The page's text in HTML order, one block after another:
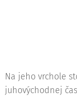
Na jeho vrchole
juhovýchodnej